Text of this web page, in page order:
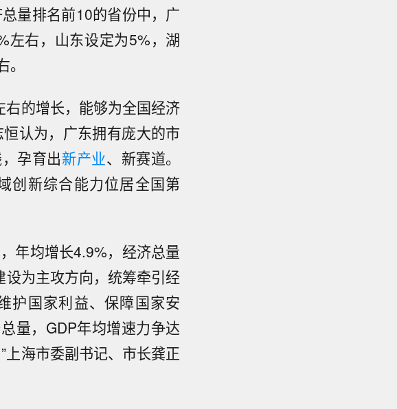
量排名前10的省份中，广
左右，山东设定为5%，湖
的增长，能够为全国经济
认为，广东拥有庞大的市
孕育出新产业、新赛道。
创新综合能力位居全国第
年均增长4.9%，经济总量
设为主攻方向，统筹牵引经
护国家利益、保障国家安
量，GDP年均增速力争达
海市委副书记、市长龚正